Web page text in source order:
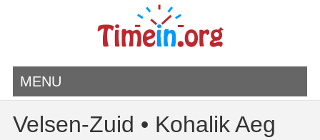
MENU
Velsen-Zuid • Kohalik Aeg